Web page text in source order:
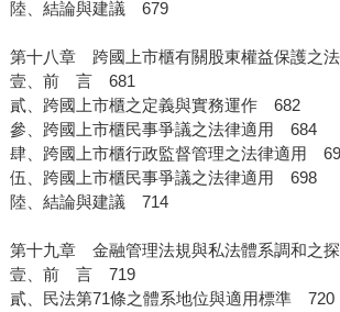
陸、結論與建議 679
第十八章 跨國上市櫃有關股東權益保護之
壹、前 言 681
貳、跨國上市櫃之定義與實務運作 682
參、跨國上市櫃民事爭議之法律適用 684
肆、跨國上市櫃行政監督管理之法律適用
伍、跨國上市櫃民事爭議之法律適用 698
陸、結論與建議 714
第十九章 金融管理法規與私法體系調和之
壹、前 言 719
貳、民法第71條之體系地位與適用標準 720